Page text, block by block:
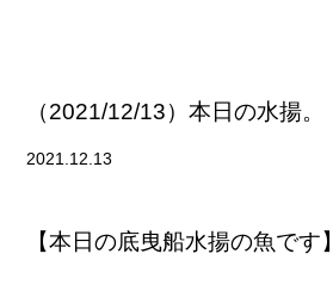
（2021/12/13）本日の水揚。
2021.12.13
【本日の底曳船水揚の魚です】